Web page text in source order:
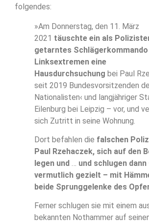
folgendes:
»Am Donnerstag, den 11. März
2021 täuschte ein als
getarntes
Linksextremen eine
Hausdurchsuchung bei Paul
seit 2019 Bundesvorsitzenden
Nationalisten‹ und langjähriger
Eilenburg bei Leipzig – vor, und
sich Zutritt in seine Wohnung.
Dort befahlen die falschen
Paul Rzehaczek, sich auf den
legen und … und schlugen dann
vermutlich gezielt – mit
beide Sprunggelenke des
Ferner schlugen sie mit einem
bekannten Nothammer auf